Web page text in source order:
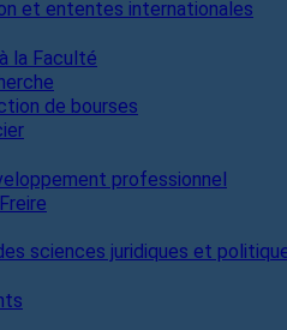
et ententes internationales
la Faculté
de bourses
professionnel
sciences juridiques et